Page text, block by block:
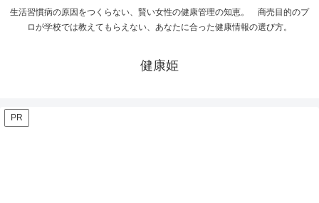
生活習慣病の原因をつくらない、賢い女性の健康管理の知恵。 商売目的のプ
ロが学校では教えてもらえない、あなたに合った健康情報の選び方。
健康姫
PR